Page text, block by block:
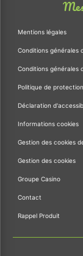
Mentions légales
Conditions générales
Conditions générales
Politique de
Déclaration
Informations cookies
Gestion des cookies
Gestion des cookies
Groupe Casino
Contact
Rappel Produit